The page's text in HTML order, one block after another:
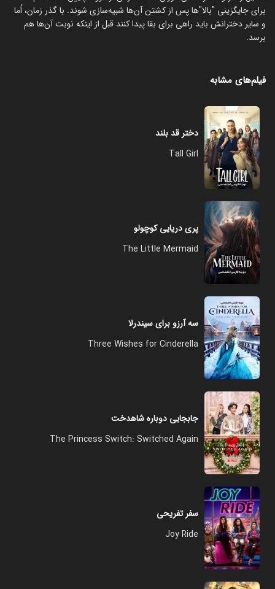
برای جایگزینی "بالا"ها پس از کشتن آن‌ها شبیه‌سازی شوند. با گذر زمان، اُما
و سایر دخترانش باید راهی برای بقا پیدا کنند قبل از اینکه نوبت آن‌ها هم
برسد.
فیلم‌های مشابه
دختر قد بلند
Tall Girl
پری دریایی کوچولو
The Little Mermaid
سه آرزو برای سیندرلا
Three Wishes for Cinderella
جابجایی دوباره شاهدخت
The Princess Switch: Switched Again
سفر تفریحی
Joy Ride